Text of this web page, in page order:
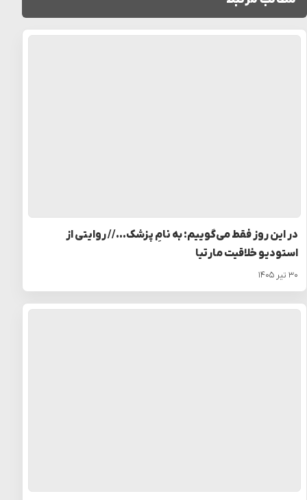
در این روز فقط می‌گوییم: به نامِ پزشک… // روایتی از
استودیو خلاقیت مارتیا
۳۰ تیر ۱۴۰۵